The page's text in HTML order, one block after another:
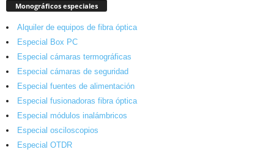
Monográficos especiales
Alquiler de equipos de fibra óptica
Especial Box PC
Especial cámaras termográficas
Especial cámaras de seguridad
Especial fuentes de alimentación
Especial fusionadoras fibra óptica
Especial módulos inalámbricos
Especial osciloscopios
Especial OTDR